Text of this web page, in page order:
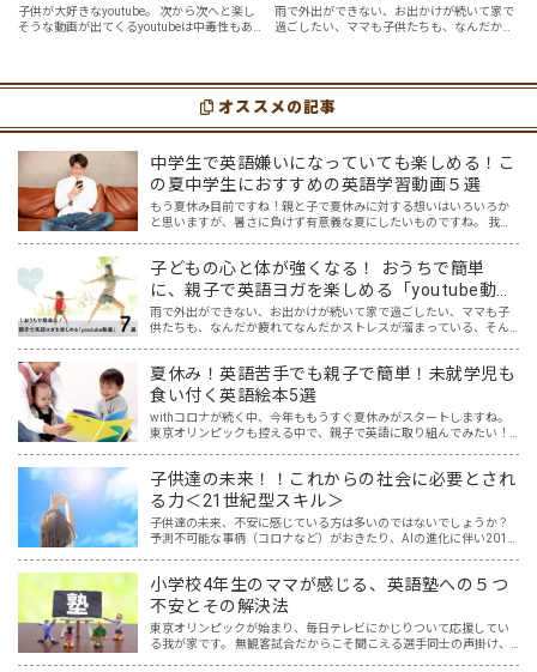
好んで見るyoutube英語動画５
選
子供が大好きなyoutube。 次から次へと楽し
そうな動画が出てくるyoutubeは中毒性もあ
youtubeやゲーム、アプリだ…
ガを楽しめる「youtube動画」
７選
雨で外出ができない、お出かけが続いて家で
過ごしたい、ママも子供たちも、なんだか疲
スメの「youtube動画」を紹介します…
オススメの記事
中学生で英語嫌いになっていても楽しめる！こ
の夏中学生におすすめの英語学習動画５選
もう夏休み目前ですね！親と子で夏休みに対する想いはいろいろか
と思いますが、暑さに負けず有意義な夏にしたいものですね。 我が
子どもの心と体が強くなる！ おうちで簡単
に、親子で英語ヨガを楽しめる「youtube動
画」７選
雨で外出ができない、お出かけが続いて家で過ごしたい、ママも子
供たちも、なんだか疲れてなんだかストレスが溜まっている、そん
夏休み！英語苦手でも親子で簡単！未就学児も
食い付く英語絵本5選
withコロナが続く中、今年ももうすぐ夏休みがスタートしますね。
東京オリンピックも控える中で、親子で英語に取り組んでみたい！
子供達の未来！！これからの社会に必要とされ
る力＜21世紀型スキル＞
子供達の未来、不安に感じている方は多いのではないでしょうか？
予測不可能な事柄（コロナなど）がおきたり、AIの進化に伴い2011
小学校4年生のママが感じる、英語塾への５つ
不安とその解決法
東京オリンピックが始まり、毎日テレビにかじりついて応援してい
る我が家です。 無観客試合だからこそ聞こえる選手同士の声掛け、